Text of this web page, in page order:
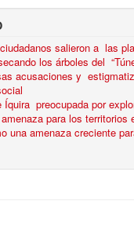
salieron a las
los árboles del
acusaciones y
Íquira preocupada por
para los territorios
una amenaza creciente